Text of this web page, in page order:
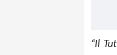
“Il